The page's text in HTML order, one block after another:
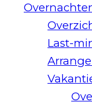
Last-